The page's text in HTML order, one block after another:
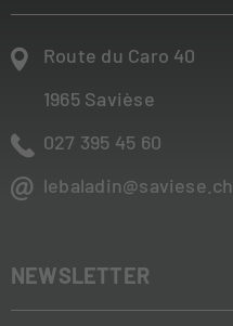
Route du Caro 40
1965 Savièse
027 395 45 60
lebaladin@saviese.ch
NEWSLETTER